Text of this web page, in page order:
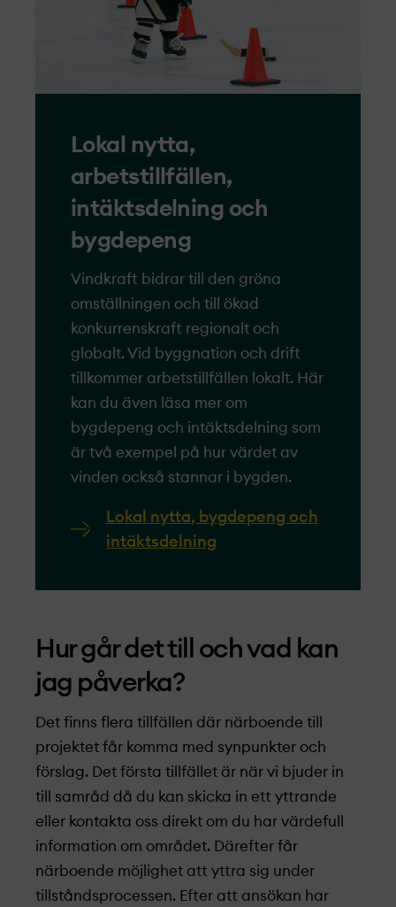
Lokal nytta,
arbetstillfällen,
intäktsdelning och
bygdepeng
Vindkraft bidrar till den gröna
omställningen och till ökad
konkurrens­kraft regionalt och
globalt. Vid byggnation och drift
tillkommer arbetstillfällen lokalt. Här
kan du även läsa mer om
bygdepeng och intäktsdelning som
är två exempel på hur värdet av
vinden också stannar i bygden.
Lokal nytta, bygdepeng och
intäktsdelning
Hur går det till och vad kan
jag påverka?
Det finns flera tillfällen där närboende till
projekt­­­­­­­et får komma med synpunkter och
förslag. Det första tillfället är när vi bjuder in
till samråd då du kan skicka in ett yttrande
eller kontakta oss direkt om du har värdefull
information om området. Därefter får
närboende möjlighet att yttra sig under
tillståndsprocessen. Efter att ansökan har